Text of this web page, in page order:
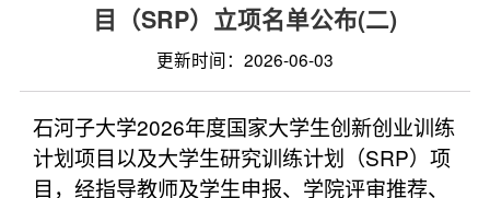
目（SRP）立项名单公布(二)
更新时间：2026-06-03
石河子大学2026年度国家大学生创新创业训练
计划项目以及大学生研究训练计划（SRP）项
目，经指导教师及学生申报、学院评审推荐、